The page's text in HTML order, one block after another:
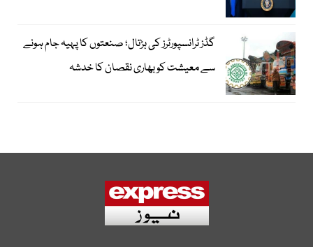
گڈز ٹرانسپورٹرز کی ہڑتال؛ صنعتوں کا پہیہ جام ہونے
سے معیشت کو بھاری نقصان کا خدشہ